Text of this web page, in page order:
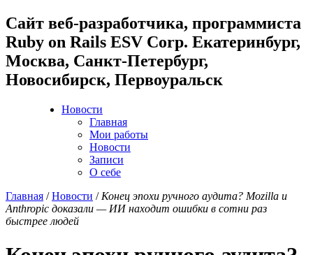
Cайт веб-разработчика, программиста
Ruby on Rails ESV Corp. Екатеринбург,
Москва, Санкт-Петербург,
Новосибирск, Первоуральск
Новости
Главная
Мои работы
Новости
Записи
О себе
Главная /Новости / Конец эпохи ручного аудита? Mozilla и
Anthropic доказали — ИИ находит ошибки в сотни раз
быстрее людей